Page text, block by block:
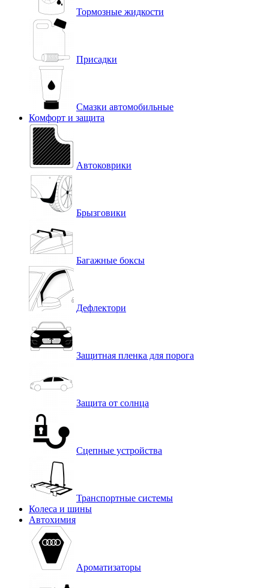
Тормозные жидкости
Присадки
Смазки автомобильные
Комфорт и защита
Автоковрики
Брызговики
Багажные боксы
Дефлектори
Защитная пленка для порога
Защита от солнца
Сцепные устройства
Транспортные системы
Колеса и шины
Автохимия
Ароматизаторы